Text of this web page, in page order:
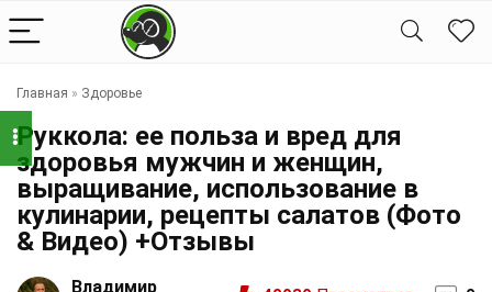
Главная » Здоровье
Руккола: ее польза и вред для
здоровья мужчин и женщин,
выращивание, использование в
кулинарии, рецепты салатов (Фото
& Видео) +Отзывы
Владимир